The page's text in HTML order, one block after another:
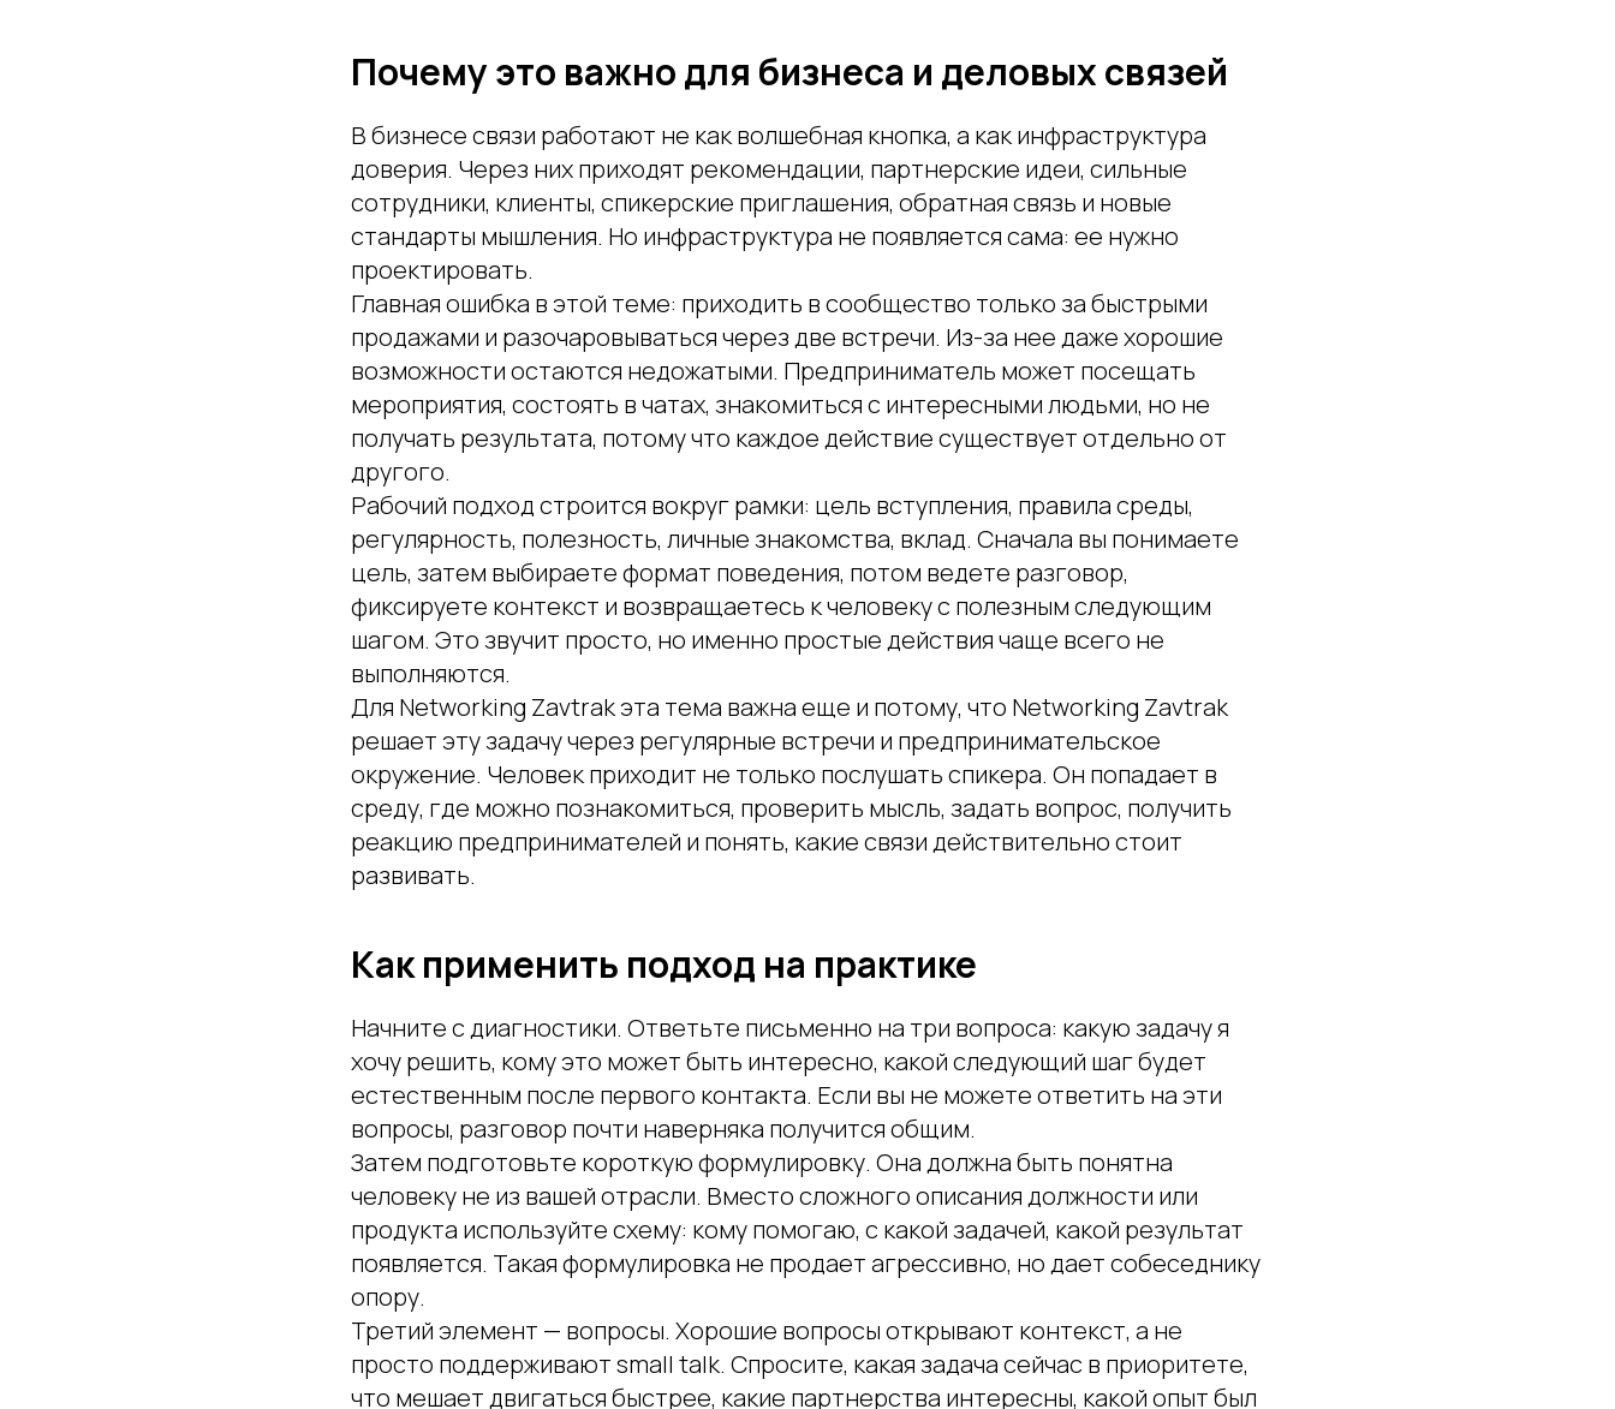
Почему это важно для бизнеса и деловых связей
В бизнесе связи работают не как волшебная кнопка, а как инфраструктура
доверия. Через них приходят рекомендации, партнерские идеи, сильные
сотрудники, клиенты, спикерские приглашения, обратная связь и новые
стандарты мышления. Но инфраструктура не появляется сама: ее нужно
проектировать.
Главная ошибка в этой теме: приходить в сообщество только за быстрыми
продажами и разочаровываться через две встречи. Из-за нее даже хорошие
возможности остаются недожатыми. Предприниматель может посещать
мероприятия, состоять в чатах, знакомиться с интересными людьми, но не
получать результата, потому что каждое действие существует отдельно от
другого.
Рабочий подход строится вокруг рамки: цель вступления, правила среды,
регулярность, полезность, личные знакомства, вклад. Сначала вы понимаете
цель, затем выбираете формат поведения, потом ведете разговор,
фиксируете контекст и возвращаетесь к человеку с полезным следующим
шагом. Это звучит просто, но именно простые действия чаще всего не
выполняются.
Для Networking Zavtrak эта тема важна еще и потому, что Networking Zavtrak
решает эту задачу через регулярные встречи и предпринимательское
окружение. Человек приходит не только послушать спикера. Он попадает в
среду, где можно познакомиться, проверить мысль, задать вопрос, получить
реакцию предпринимателей и понять, какие связи действительно стоит
развивать.
Как применить подход на практике
Начните с диагностики. Ответьте письменно на три вопроса: какую задачу я
хочу решить, кому это может быть интересно, какой следующий шаг будет
естественным после первого контакта. Если вы не можете ответить на эти
вопросы, разговор почти наверняка получится общим.
Затем подготовьте короткую формулировку. Она должна быть понятна
человеку не из вашей отрасли. Вместо сложного описания должности или
продукта используйте схему: кому помогаю, с какой задачей, какой результат
появляется. Такая формулировка не продает агрессивно, но дает собеседнику
опору.
Третий элемент — вопросы. Хорошие вопросы открывают контекст, а не
просто поддерживают small talk. Спросите, какая задача сейчас в приоритете,
что мешает двигаться быстрее, какие партнерства интересны, какой опыт был